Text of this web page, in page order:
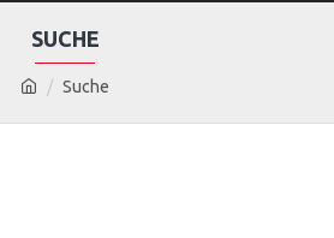
Suche
SUCHE